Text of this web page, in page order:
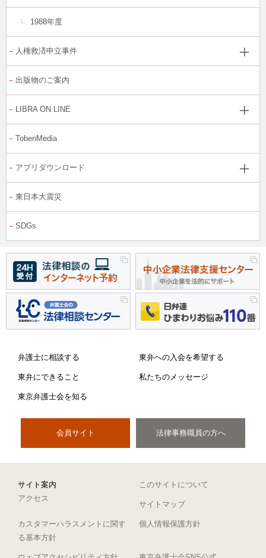
1988年度
人権救済申立事件
出版物のご案内
LIBRA ON LINE
TobenMedia
アプリダウンロード
東日本大震災
SDGs
弁護士に相談する 東弁への入会を希望する
東弁にできること 私たちのメッセージ
東京弁護士会を知る
会員サイト 法律事務職員の方へ
サイト案内
このサイトについて
アクセス
サイトマップ
カスタマーハラスメントに関す
る基本方針
個人情報保護方針